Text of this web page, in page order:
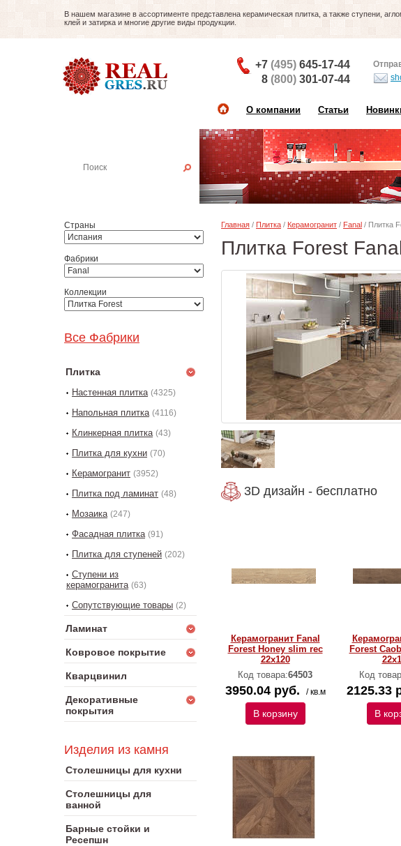
В нашем магазине в ассортименте представлена керамическая плитка, а также ступени,
клей и затирка и многие другие виды продукции.
+7 (495) 645-17-44
8 (800) 301-07-44
О компании Статьи
Страны
Фабрики
Коллекции
Все Фабрики
Плитка
Настенная плитка (4325)
Напольная плитка (4116)
Клинкерная плитка (43)
Плитка для кухни (70)
Керамогранит (3952)
Плитка под ламинат (48)
Мозаика (247)
Фасадная плитка (91)
Плитка для ступеней (202)
Ступени из
керамогранита (63)
Сопутствующие товары (2)
Ламинат
Ковровое покрытие
Кварцвинил
Декоративные
покрытия
Изделия из камня
Столешницы для кухни
Столешницы для
ванной
Барные стойки и
Ресепшн
Главная / Плитка / Керамогранит / Fanal / Плитка
Плитка Forest
3D дизайн - бесплатно
Керамогранит Fanal
Forest Honey slim rec
22х120
Код товара:64503
3950.04 руб. / кв.м
В корзину
Forest
Код
2125.33
В